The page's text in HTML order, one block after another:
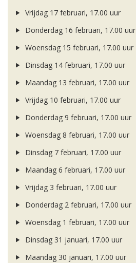
Vrijdag 17 februari, 17.00 uur
Donderdag 16 februari, 17.00 uur
Woensdag 15 februari, 17.00 uur
Dinsdag 14 februari, 17.00 uur
Maandag 13 februari, 17.00 uur
Vrijdag 10 februari, 17.00 uur
Donderdag 9 februari, 17.00 uur
Woensdag 8 februari, 17.00 uur
Dinsdag 7 februari, 17.00 uur
Maandag 6 februari, 17.00 uur
Vrijdag 3 februari, 17.00 uur
Donderdag 2 februari, 17.00 uur
Woensdag 1 februari, 17.00 uur
Dinsdag 31 januari, 17.00 uur
Maandag 30 januari, 17.00 uur